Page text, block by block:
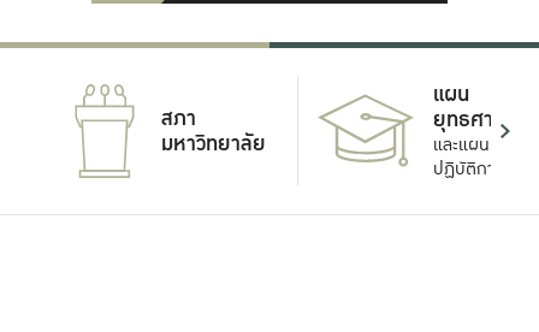
สภา
มหาวิทยาลัย
แผน
ยุทธศาสตร์
และแผน
ปฏิบัติการ